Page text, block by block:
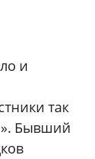
и
так
Бывший